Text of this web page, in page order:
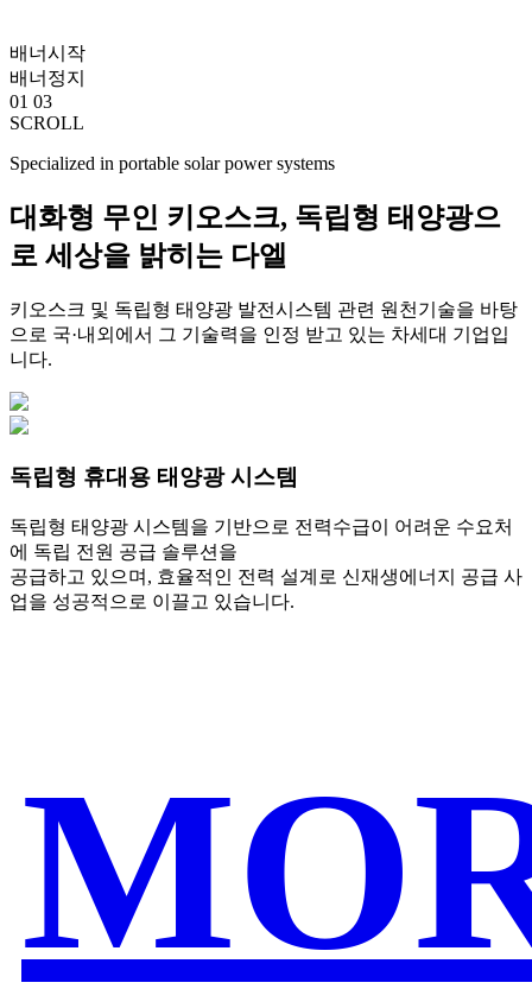
배너시작
배너정지
01 03
SCROLL
Specialized in portable solar power systems
대화형 무인 키오스크, 독립형 태양광으
로 세상을 밝히는 다엘
키오스크 및 독립형 태양광 발전시스템 관련 원천기술을 바탕
으로 국·내외에서 그 기술력을 인정 받고 있는 차세대 기업입
니다.
독립형 휴대용 태양광 시스템
독립형 태양광 시스템을 기반으로 전력수급이 어려운 수요처
에 독립 전원 공급 솔루션을
공급하고 있으며, 효율적인 전력 설계로 신재생에너지 공급 사
업을 성공적으로 이끌고 있습니다.